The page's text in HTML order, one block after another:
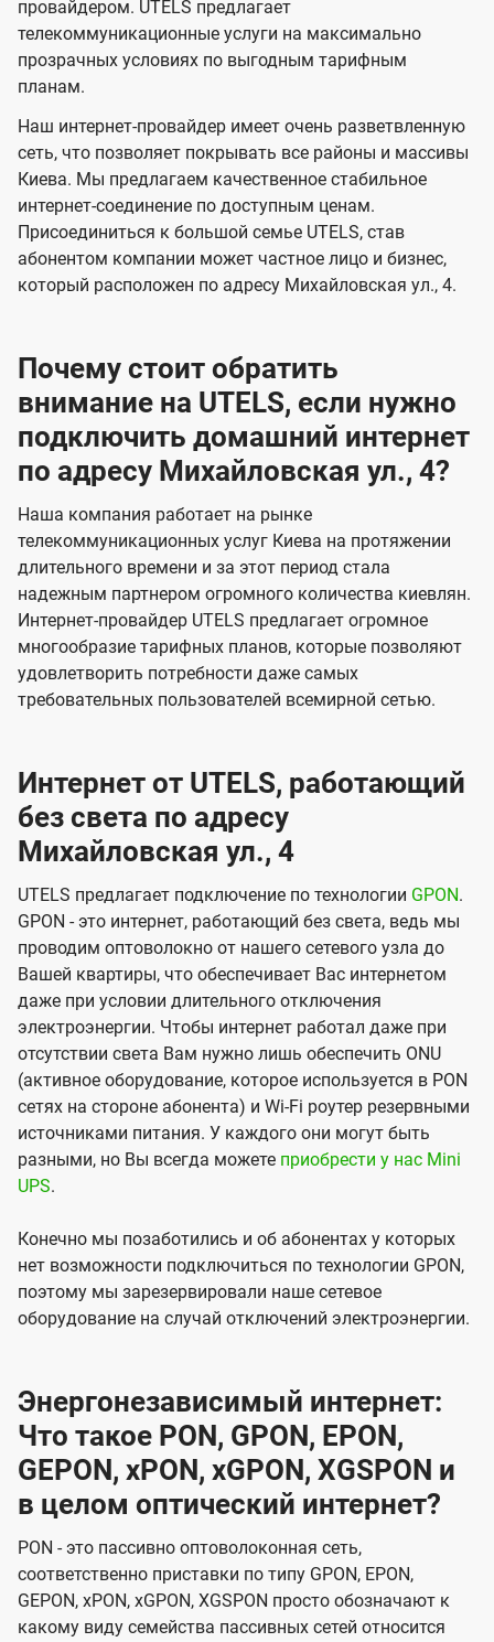
s
и
д
е
н
и
я
д
е
и
я
провайдером. UTELS предлагает
телекоммуникационные услуги на максимально
прозрачных условиях по выгодным тарифным
планам.
Наш интернет-провайдер имеет очень разветвленную
сеть, что позволяет покрывать все районы и массивы
Киева. Мы предлагаем качественное стабильное
интернет-соединение по доступным ценам.
Присоединиться к большой семье UTELS, став
абонентом компании может частное лицо и бизнес,
который расположен по адресу Михайловская ул., 4.
Почему стоит обратить
внимание на UTELS, если нужно
подключить домашний интернет
по адресу Михайловская ул., 4?
Наша компания работает на рынке
телекоммуникационных услуг Киева на протяжении
длительного времени и за этот период стала
надежным партнером огромного количества киевлян.
Интернет-провайдер UTELS предлагает огромное
многообразие тарифных планов, которые позволяют
удовлетворить потребности даже самых
требовательных пользователей всемирной сетью.
Интернет от UTELS, работающий
без света по адресу
Михайловская ул., 4
UTELS предлагает подключение по технологии GPON.
GPON - это интернет, работающий без света, ведь мы
проводим оптоволокно от нашего сетевого узла до
Вашей квартиры, что обеспечивает Вас интернетом
даже при условии длительного отключения
электроэнергии. Чтобы интернет работал даже при
отсутствии света Вам нужно лишь обеспечить ONU
(активное оборудование, которое используется в PON
сетях на стороне абонента) и Wi-Fi роутер резервными
источниками питания. У каждого они могут быть
разными, но Вы всегда можете приобрести у нас Mini
UPS.
Конечно мы позаботились и об абонентах у которых
нет возможности подключиться по технологии GPON,
поэтому мы зарезервировали наше сетевое
оборудование на случай отключений электроэнергии.
Энергонезависимый интернет:
Что такое PON, GPON, EPON,
GEPON, xPON, xGPON, XGSPON и
в целом оптический интернет?
PON - это пассивно оптоволоконная сеть,
соответственно приставки по типу GPON, EPON,
GEPON, xPON, xGPON, XGSPON просто обозначают к
какому виду семейства пассивных сетей относится